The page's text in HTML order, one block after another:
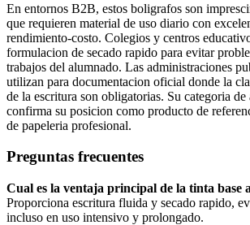
En entornos B2B, estos boligrafos son
que requieren material de uso diario con
rendimiento-costo. Colegios y centros
formulacion de secado rapido para evitar
trabajos del alumnado. Las administraciones
utilizan para documentacion oficial donde la
de la escritura son obligatorias. Su categoria de
confirma su posicion como producto de
de papeleria profesional.
Preguntas frecuentes
Cual es la ventaja principal de la tinta base
Proporciona escritura fluida y secado rapido,
incluso en uso intensivo y prolongado.